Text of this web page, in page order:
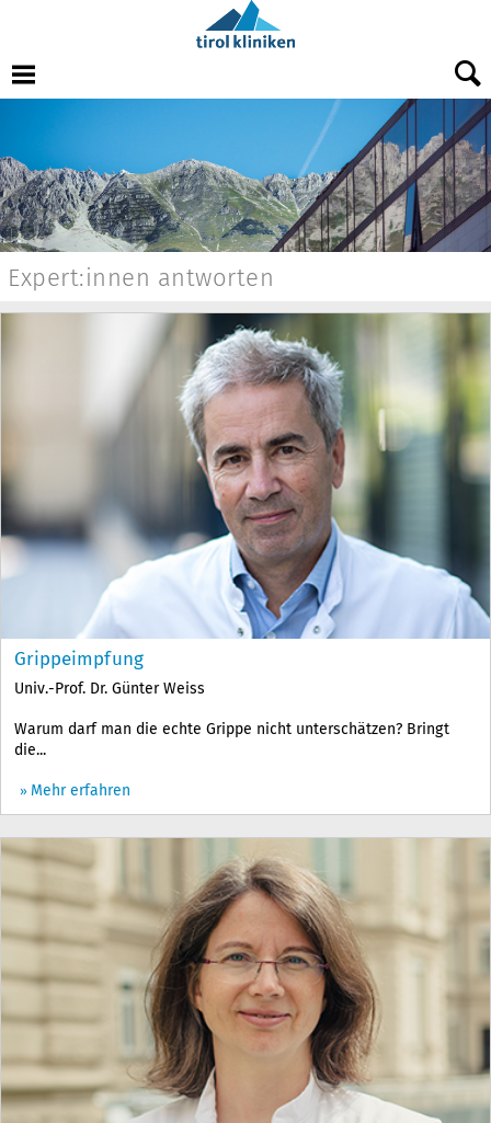
Expert:innen antworten
Grippeimpfung
Univ.-Prof. Dr. Günter Weiss
Warum darf man die echte Grippe nicht unterschätzen? Bringt
die...
Mehr erfahren